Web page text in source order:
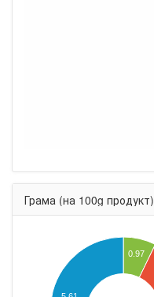
Грама (на 100g продукт)
0.97